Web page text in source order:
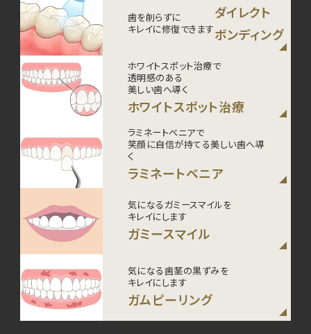
歯を削らずに
キレイに修復できます
ダイレクト
ボンディング
ホワイトスポット治療で
透明感のある
美しい歯へ導く
ホワイトスポット治療
ラミネートベニアで
笑顔に自信が持てる美しい歯へ導
く
ラミネートベニア
気になるガミースマイルを
キレイにします
ガミースマイル
気になる歯茎の黒ずみを
キレイにします
ガムピーリング